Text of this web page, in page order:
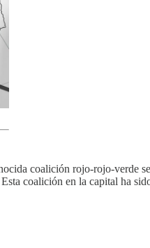
coalición rojo-rojo-verde
coalición en la capital ha